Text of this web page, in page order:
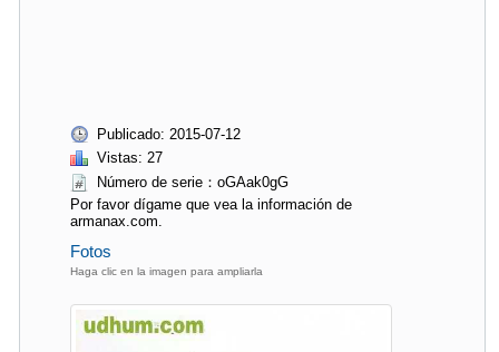
Publicado: 2015-07-12
Vistas: 27
Número de serie：oGAak0gG
Por favor dígame que vea la información de
armanax.com.
Fotos
Haga clic en la imagen para ampliarla